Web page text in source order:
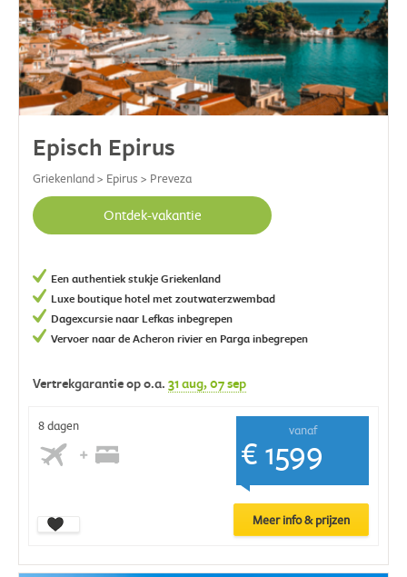
Episch Epirus
Griekenland > Epirus > Preveza
Ontdek-vakantie
Een authentiek stukje Griekenland
Luxe boutique hotel met zoutwaterzwembad
Dagexcursie naar Lefkas inbegrepen
Vervoer naar de Acheron rivier en Parga inbegrepen
Vertrekgarantie op o.a. 31 aug, 07 sep
vanaf
€ 1599
8 dagen
Meer info & prijzen